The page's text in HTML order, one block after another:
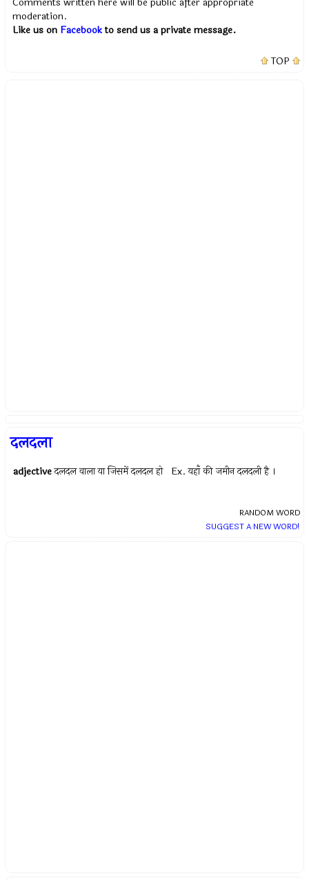
moderation.
Like us on Facebookto send us a private message.
TOP
दलदला
adjective दलदल वाला या जिसमें दलदल हो Ex.यहाँ की जमीन दलदली है ।
RANDOM WORD
SUGGEST A NEW WORD!